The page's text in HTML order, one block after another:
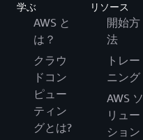
学ぶ
AWS と
は？
クラウ
ドコン
ピュー
ティン
グとは?
リソース
開始方
法
トレー
ニング
AWS ソ
リュー
ション